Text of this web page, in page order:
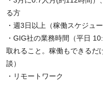
る方
・週3日以上（稼働スケジュ
・GIG社の業務時間（平日
取れること。稼働もできるだ
談）
・リモートワーク